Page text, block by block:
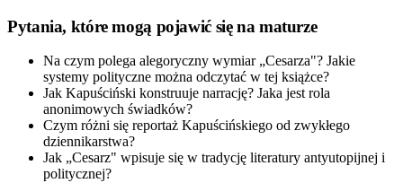
Pytania, które mogą pojawić się na maturze
Na czym polega alegoryczny wymiar „Cesarza"? Jakie
systemy polityczne można odczytać w tej książce?
Jak Kapuściński konstruuje narrację? Jaka jest rola
anonimowych świadków?
Czym różni się reportaż Kapuścińskiego od zwykłego
dziennikarstwa?
Jak „Cesarz" wpisuje się w tradycję literatury antyutopijnej i
politycznej?